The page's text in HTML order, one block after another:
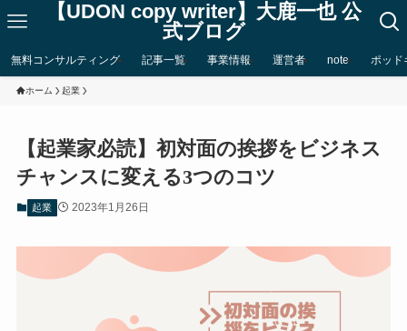
【UDON copy writer】大鹿一也 公
式ブログ
無料コンサルティング 記事一覧 事業情報 運営者 note ポッド
ホーム 起業
【起業家必読】初対面の挨拶をビジネス
チャンスに変える3つのコツ
起業 2023年1月26日